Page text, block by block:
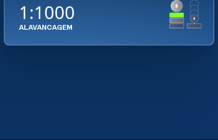
1:1000
ALAVANCAGEM